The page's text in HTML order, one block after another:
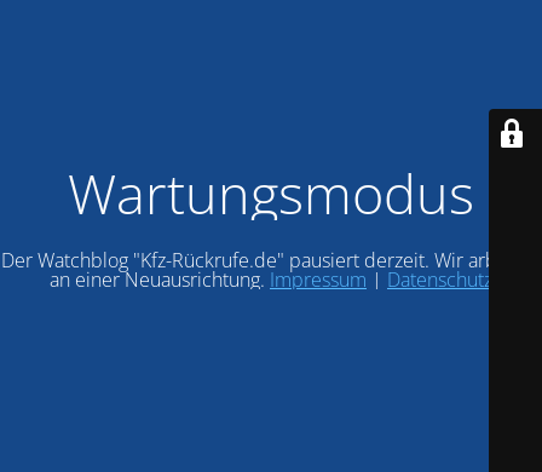
Wartungsmodus
Der Watchblog "Kfz-Rückrufe.de" pausiert derzeit. Wir arbeiten
an einer Neuausrichtung. Impressum | Datenschutz